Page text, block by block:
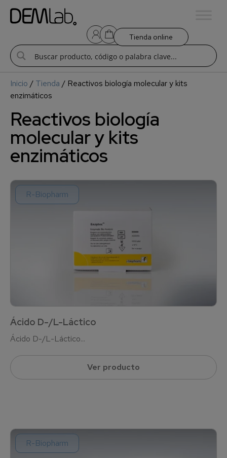
Tienda online
Inicio / Tienda / Reactivos biología molecular y kits
enzimáticos
Reactivos biología
molecular y kits
enzimáticos
R-Biopharm
Ácido D-/L-Láctico
Ácido D-/L-Láctico...
Ver producto
R-Biopharm